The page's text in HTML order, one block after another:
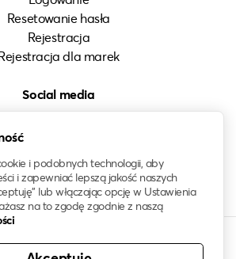
i podobnych technologii, aby
i zapewniać lepszą jakość naszych
lub włączając opcję w Ustawienia
na to zgodę zgodnie z naszą
Resetowanie hasła
Rejestracja
dla marek
Social media
Facebook
Wszelkie prawa zastrzeżone. Znak